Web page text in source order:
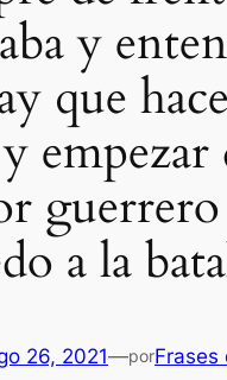
y
que
y
a la
26, 2021—porFrases